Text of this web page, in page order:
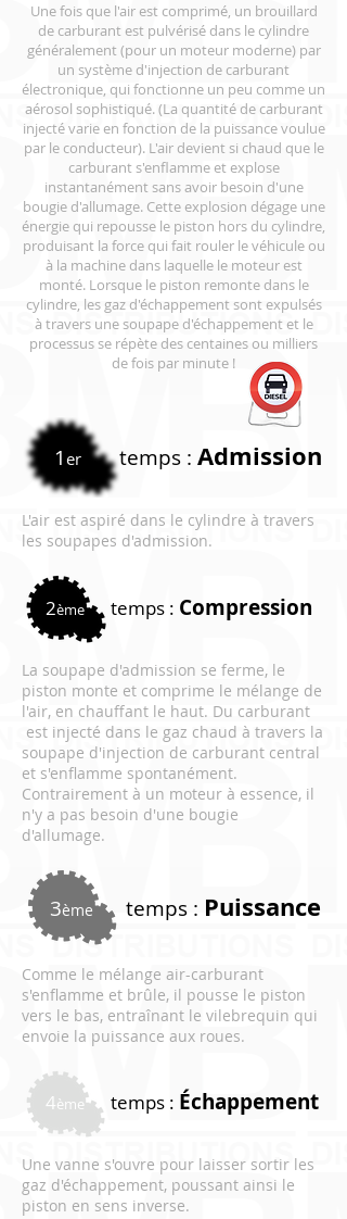
1 er temps : Admission
L'air est aspiré dans le cylindre à travers
les soupapes d'admission.
2ème temps : Compression
La soupape d'admission se ferme, le
piston monte et comprime le mélange de
l'air, en chauffant le haut. Du carburant
est injecté dans le gaz chaud à travers la
soupape d'injection de carburant central
et s'enflamme spontanément.
Contrairement à un moteur à essence, il
n'y a pas besoin d'une bougie
d'allumage.
Une fois que l'air est comprimé, un brouillard
de carburant est pulvérisé dans le cylindre
généralement (pour un moteur moderne) par
un système d'injection de carburant
électronique, qui fonctionne un peu comme un
aérosol sophistiqué. (La quantité de carburant
injecté varie en fonction de la puissance voulue
par le conducteur). L'air devient si chaud que le
carburant s'enflamme et explose
instantanément sans avoir besoin d'une
bougie d'allumage. Cette explosion dégage une
énergie qui repousse le piston hors du cylindre,
produisant la force qui fait rouler le véhicule ou
à la machine dans laquelle le moteur est
monté. Lorsque le piston remonte dans le
cylindre, les gaz d'échappement sont expulsés
à travers une soupape d'échappement et le
processus se répète des centaines ou milliers
de fois par minute !
3ème temps : Puissance
Comme le mélange air-carburant
s'enflamme et brûle, il pousse le piston
vers le bas, entraînant le vilebrequin qui
envoie la puissance aux roues.
4ème temps : Échappement
Une vanne s'ouvre pour laisser sortir les
gaz d'échappement, poussant ainsi le
piston en sens inverse.